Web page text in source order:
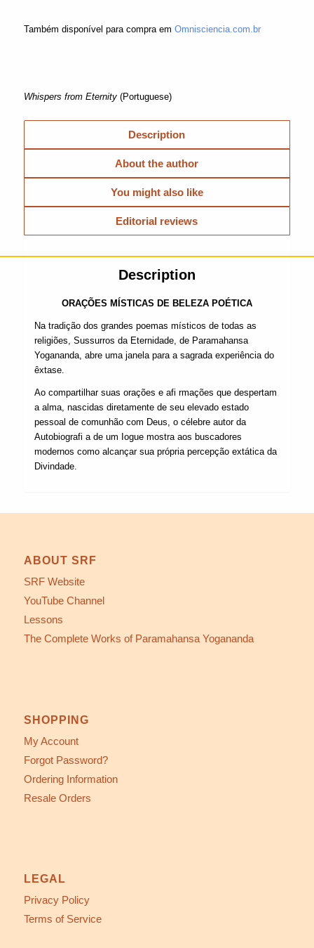
Também disponível para compra em Omnisciencia.com.br
Whispers from Eternity(Portuguese)
Description
About the author
You might also like
Editorial reviews
Description
ORAÇÕES MÍSTICAS DE BELEZA POÉTICA
Na tradição dos grandes poemas místicos de todas as
religiões, Sussurros da Eternidade, de Paramahansa
Yogananda, abre uma janela para a sagrada experiência do
êxtase.
Ao compartilhar suas orações e afi rmações que despertam
a alma, nascidas diretamente de seu elevado estado
pessoal de comunhão com Deus, o célebre autor da
Autobiografi a de um Iogue mostra aos buscadores
modernos como alcançar sua própria percepção extática da
Divindade.
ABOUT SRF
SRF Website
YouTube Channel
Lessons
The Complete Works of Paramahansa Yogananda
SHOPPING
My Account
Forgot Password?
Ordering Information
Resale Orders
LEGAL
Privacy Policy
Terms of Service